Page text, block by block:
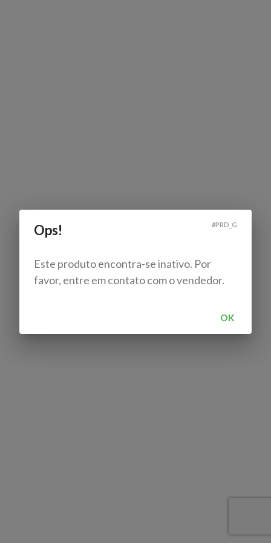
Ops! #PRD_G
Este produto encontra-se inativo. Por
favor, entre em contato com o vendedor.
OK